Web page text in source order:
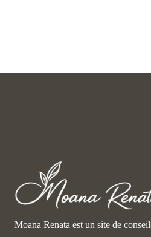
Moana Renata est un site de